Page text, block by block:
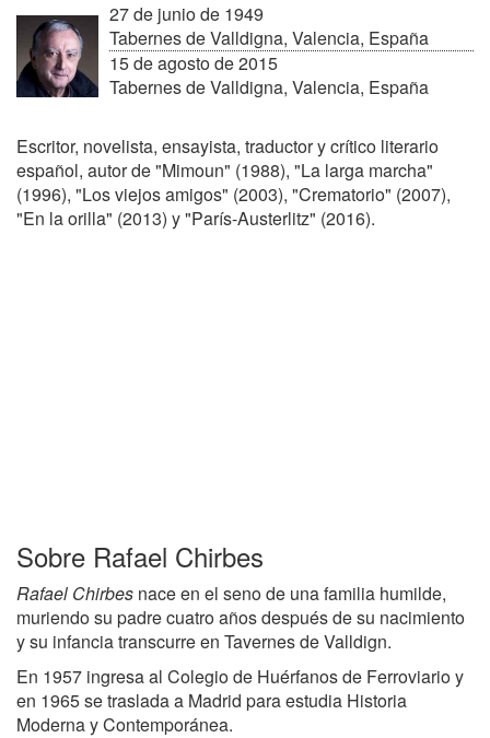
27 de junio de 1949
Tabernes de Valldigna, Valencia, España
15 de agosto de 2015
Tabernes de Valldigna, Valencia, España
Escritor, novelista, ensayista, traductor y crítico literario
español, autor de "Mimoun" (1988), "La larga marcha"
(1996), "Los viejos amigos" (2003), "Crematorio" (2007),
"En la orilla" (2013) y "París-Austerlitz" (2016).
Sobre Rafael Chirbes
Rafael Chirbes nace en el seno de una familia humilde,
muriendo su padre cuatro años después de su nacimiento
y su infancia transcurre en Tavernes de Valldign.
En 1957 ingresa al Colegio de Huérfanos de Ferroviario y
en 1965 se traslada a Madrid para estudia Historia
Moderna y Contemporánea.